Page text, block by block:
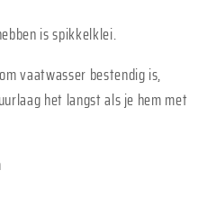
is spikkelklei.
vaatwasser bestendig is,
het langst als je hem met